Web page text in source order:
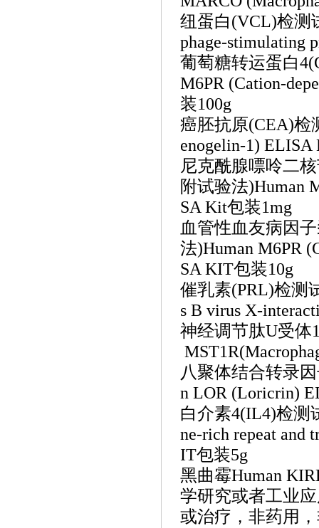
纽蛋白(VCL)检测
phage-stimulating
葡萄糖转运蛋白
M6PR (Cation-
装100g
癌胚抗原(CEA)检
enogelin-1)
尼克酰腺嘌呤二
附试验法)Human
SA Kit包装1mg
血管性血友病因
法)Human M6PR
SA KIT包装10g
催乳素(PRL)检测
s B virus X-
神经调节肽U受体
八聚体结合转录
n LOR (Loricrin)
白介素4(IL4)检测
ne-rich repeat and
IT包装5g
黑曲霉Human
学研究或者工业
或治疗，非药用